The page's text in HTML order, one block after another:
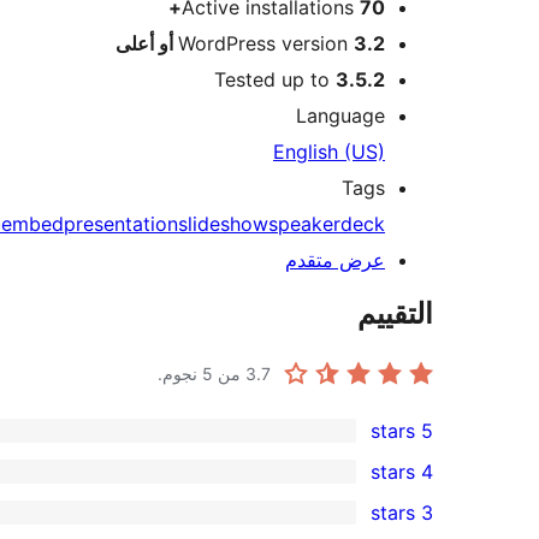
Active installations 70+
WordPress version 3.2 أو أعلى
Tested up to 3.5.2
Language
English (US)
Tags
presentationslideshowspeakerdeck
عرض متقدم
التقييم
3.7 من 5 نجوم.
2
5-
star
5 stars
4-
4 stars
0
3 stars